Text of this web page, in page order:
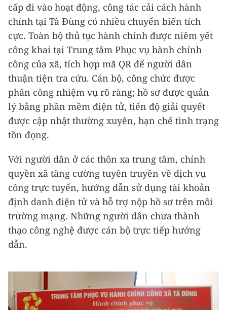
cấp đi vào hoạt động, công tác cải cách hành
chính tại Tà Đùng có nhiều chuyển biến tích
cực. Toàn bộ thủ tục hành chính được niêm yết
công khai tại Trung tâm Phục vụ hành chính
công của xã, tích hợp mã QR để người dân
thuận tiện tra cứu. Cán bộ, công chức được
phân công nhiệm vụ rõ ràng; hồ sơ được quản
lý bằng phần mềm điện tử, tiến độ giải quyết
được cập nhật thường xuyên, hạn chế tình trạng
tồn đọng.
Với người dân ở các thôn xa trung tâm, chính
quyền xã tăng cường tuyên truyền về dịch vụ
công trực tuyến, hướng dẫn sử dụng tài khoản
định danh điện tử và hỗ trợ nộp hồ sơ trên môi
trường mạng. Những người dân chưa thành
thạo công nghệ được cán bộ trực tiếp hướng
dẫn.